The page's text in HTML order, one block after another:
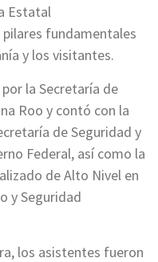
Estatal
fundamentales
y los visitantes.
la Secretaría de
Roo y contó con la
de Seguridad y
Federal, así como la
de Alto Nivel en
y Seguridad
los asistentes fueron